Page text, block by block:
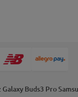
Buds3 Pro